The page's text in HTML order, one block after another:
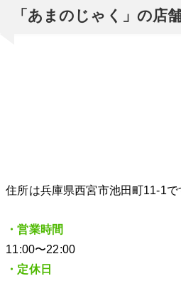
「あまのじゃく」の店
住所は兵庫県西宮市池田町11-1で
・営業時間
11:00〜22:00
・定休日